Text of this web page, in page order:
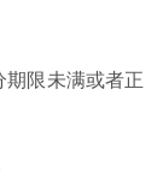
期限未满或者正